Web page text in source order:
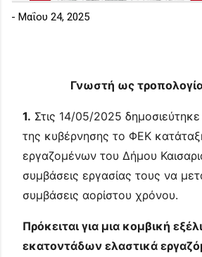
- Μαΐου 24, 2025
Γνωστή ως
1. Στις 14/05/2025
της κυβέρνησης το ΦΕΚ
εργαζομένων του Δήμου
συμβάσεις εργασίας τους να
συμβάσεις αορίστου χρόνου.
Πρόκειται για μια κομβική
εκατοντάδων ελαστικά
ΓΝΩΣΤΗ ΩΣ «ΤΡΟΠΟΛΟΓΙΑ ΒΟΡΙΔΗ